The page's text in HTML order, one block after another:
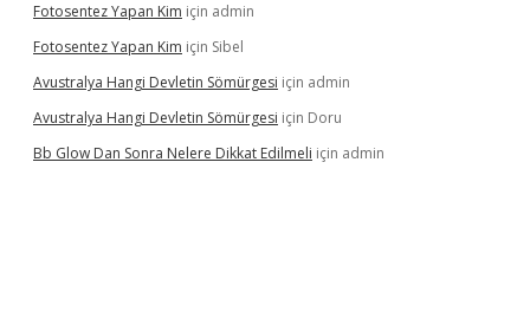
Fotosentez Yapan Kim için admin
Fotosentez Yapan Kim için Sibel
Avustralya Hangi Devletin Sömürgesi için admin
Avustralya Hangi Devletin Sömürgesi için Doru
Bb Glow Dan Sonra Nelere Dikkat Edilmeli için admin